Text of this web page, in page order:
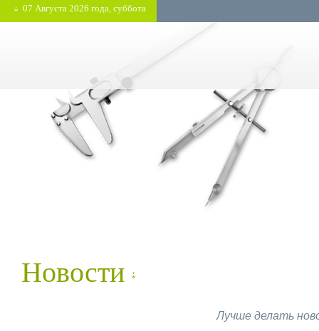
07 Августа 2026 года, суббота
Новости
Лучше делать